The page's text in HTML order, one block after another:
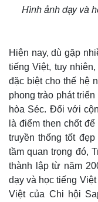
Thế giới
Hình ảnh dạy và
Hiện nay, dù gặp
tiếng Việt, tuy
đặc biệt cho thế hệ
phong trào phát
hòa Séc. Đối với
là điểm then chốt
truyền thống tốt
tầm quan trọng đó,
thành lập từ năm
dạy và học tiếng
Việt của Chi hội